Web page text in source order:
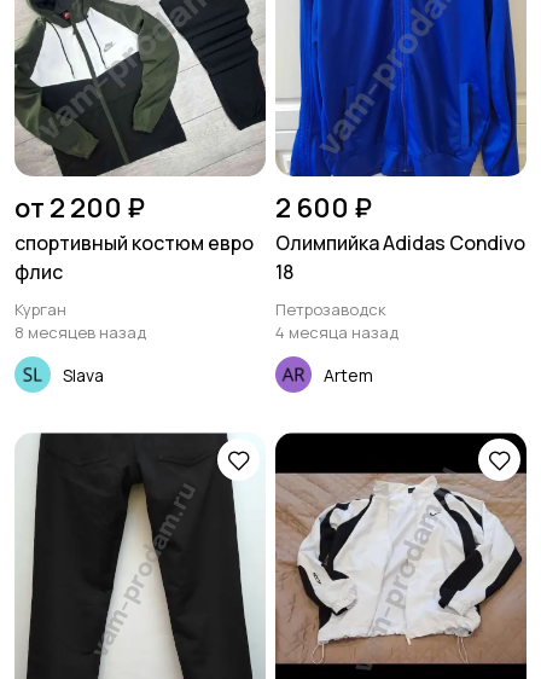
от 2 200 ₽
спортивный костюм евро
флис
Курган
8 месяцев назад
Slava
2 600 ₽
Олимпийка Adidas Condivo
18
Петрозаводск
4 месяца назад
Artem